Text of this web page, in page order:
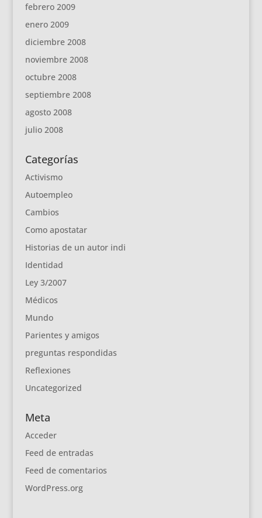
febrero 2009
enero 2009
diciembre 2008
noviembre 2008
octubre 2008
septiembre 2008
agosto 2008
julio 2008
Categorías
Activismo
Autoempleo
Cambios
Como apostatar
Historias de un autor indi
Identidad
Ley 3/2007
Médicos
Mundo
Parientes y amigos
preguntas respondidas
Reflexiones
Uncategorized
Meta
Acceder
Feed de entradas
Feed de comentarios
WordPress.org